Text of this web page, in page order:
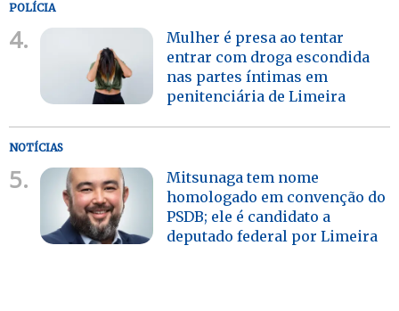
POLÍCIA
4.
Mulher é presa ao tentar
entrar com droga escondida
nas partes íntimas em
penitenciária de Limeira
NOTÍCIAS
5.
Mitsunaga tem nome
homologado em convenção do
PSDB; ele é candidato a
deputado federal por Limeira